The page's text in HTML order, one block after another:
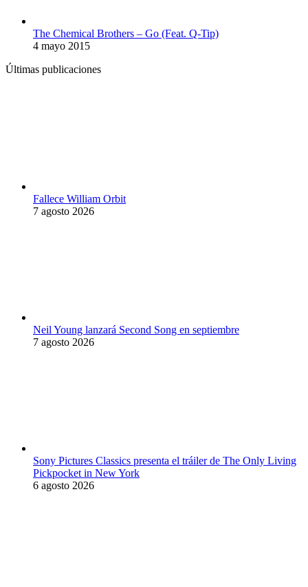
The Chemical Brothers – Go (Feat. Q-Tip)
4 mayo 2015
Últimas publicaciones
Fallece William Orbit
7 agosto 2026
Neil Young lanzará Second Song en septiembre
7 agosto 2026
Sony Pictures Classics presenta el tráiler de The Only Living
Pickpocket in New York
6 agosto 2026